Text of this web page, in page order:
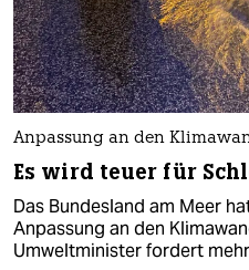
Anpassung an den
Es wird teuer für
Das Bundesland am Meer
Anpassung an den
Umweltminister fordert